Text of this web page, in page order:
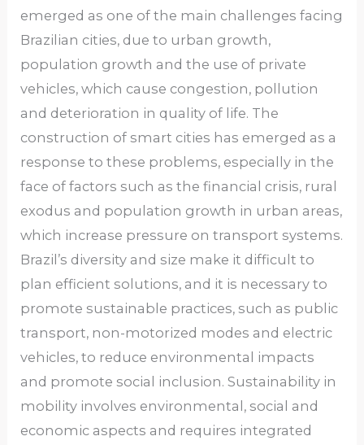
emerged as one of the main challenges facing
Brazilian cities, due to urban growth,
population growth and the use of private
vehicles, which cause congestion, pollution
and deterioration in quality of life. The
construction of smart cities has emerged as a
response to these problems, especially in the
face of factors such as the financial crisis, rural
exodus and population growth in urban areas,
which increase pressure on transport systems.
Brazil’s diversity and size make it difficult to
plan efficient solutions, and it is necessary to
promote sustainable practices, such as public
transport, non-motorized modes and electric
vehicles, to reduce environmental impacts
and promote social inclusion. Sustainability in
mobility involves environmental, social and
economic aspects and requires integrated